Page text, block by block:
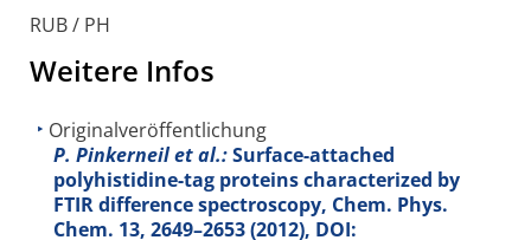
RUB / PH
Weitere Infos
Originalveröffentlichung
P. Pinkerneil et al.:Surface-attached
polyhistidine-tag proteins characterized by
FTIR difference spectroscopy, Chem. Phys.
Chem. 13, 2649–2653 (2012), DOI: